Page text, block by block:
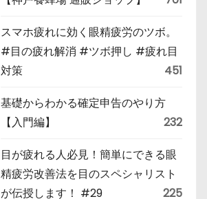
スマホ疲れに効く眼精疲労のツボ。
#目の疲れ解消 #ツボ押し #疲れ目
対策
451
基礎からわかる確定申告のやり方
【入門編】
232
目が疲れる人必見！簡単にできる眼
精疲労改善法を目のスペシャリスト
が伝授します！ #29
225